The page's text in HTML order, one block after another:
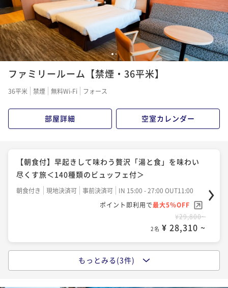
¥30,770~
2名 ¥ 29,231 ~
【夕食付】豪快な漁師飯を堪能＆解放感あふれる格別
インフィニティ露天風呂＜夕食付きプラン＞
¥31,200~
2名 ¥ 29,640 ~
【2食付】豪快に繊細な「地の魚、旬の魚」を味わい尽
くす宿＜朝夕食付きプラン＞
二食付き 現地決済可 事前決済可
IN 15:00 - 27:00 OUT11:00
ポイント即利用で 最大5％OFF
¥36,200~
2名 ¥ 34,390 ~
12
ファミリールーム【禁煙・36平米】
36平米 禁煙 無料Wi-Fi フォース
部屋詳細 空室カレンダー
【朝食付】早起きして味わう贅沢「湯と食」を味わい
尽くす旅＜140種類のビュッフェ付＞
朝食付き 現地決済可 事前決済可
IN 15:00 - 27:00 OUT11:00
ポイント即利用で最大5％OFF
¥29,800~
2名 ¥ 28,310 ~
＜早割30＞30日前までの予約でお得に「北海道最大級
もっとみる(3件)